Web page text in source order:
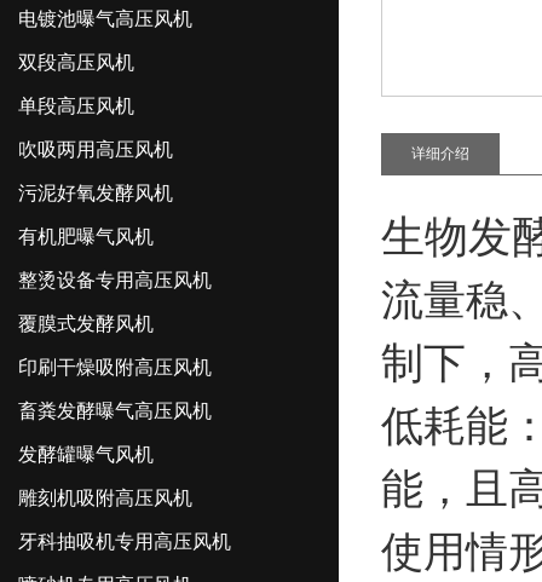
电镀池曝气高压风机
双段高压风机
单段高压风机
吹吸两用高压风机
污泥好氧发酵风机
有机肥曝气风机
整烫设备专用高压风机
覆膜式发酵风机
印刷干燥吸附高压风机
畜粪发酵曝气高压风机
发酵罐曝气风机
雕刻机吸附高压风机
牙科抽吸机专用高压风机
详细介绍
生物发
流量稳
制下，
低耗能
能，且
使用情